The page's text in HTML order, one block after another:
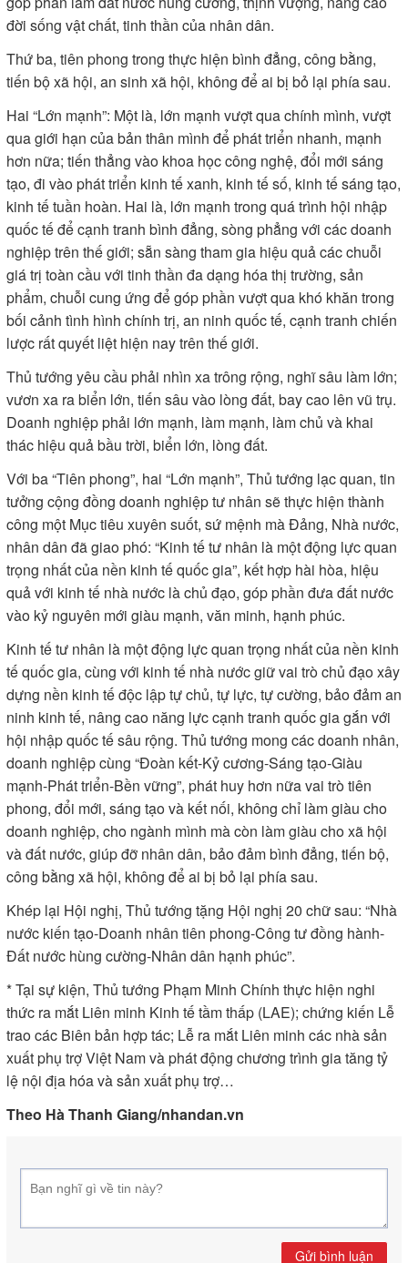
công; mong muốn cộng đồng doanh nghiệp, doanh nhân
thực hiện “3 tiên phong”:
Một là, tiên phong trong góp phần thực hiện 2 mục tiêu chiến
lược 100 năm của đất nước: đến năm 2030 trở thành nước
đang phát triển có công nghiệp hiện đại, thu nhập trung bình
cao; đến năm 2045 là nước phát triển có thu nhập cao. Gắn
mục tiêu phát triển của doanh nghiệp, doanh nhân gắn với
mục tiêu của quốc gia.
Hai là, tiên phong trong phong trào thi đua yêu nước, thể hiện
bằng mỗi doanh nghiệp, mỗi doanh nhân, mỗi người mỗi
năm có một sản phẩm “cân đong đo đếm”, lượng hóa được,
góp phần làm đất nước hùng cường, thịnh vượng, nâng cao
đời sống vật chất, tinh thần của nhân dân.
Thứ ba, tiên phong trong thực hiện bình đẳng, công bằng,
Hai “Lớn mạnh”: Một là, lớn mạnh vượt qua chính mình, vượt
qua giới hạn của bản thân mình để phát triển nhanh, mạnh
hơn nữa; tiến thẳng vào khoa học công nghệ, đổi mới sáng
kinh tế tuần hoàn. Hai là, lớn mạnh trong quá trình hội nhập
quốc tế để cạnh tranh bình đẳng, sòng phẳng với các doanh
nghiệp trên thế giới; sẵn sàng tham gia hiệu quả các chuỗi
giá trị toàn cầu với tinh thần đa dạng hóa thị trường, sản
phẩm, chuỗi cung ứng để góp phần vượt qua khó khăn trong
bối cảnh tình hình chính trị, an ninh quốc tế, cạnh tranh chiến
lược rất quyết liệt hiện nay trên thế giới.
Thủ tướng yêu cầu phải nhìn xa trông rộng, nghĩ sâu làm lớn;
vươn xa ra biển lớn, tiến sâu vào lòng đất, bay cao lên vũ trụ.
Doanh nghiệp phải lớn mạnh, làm mạnh, làm chủ và khai
thác hiệu quả bầu trời, biển lớn, lòng đất.
Với ba “Tiên phong”, hai “Lớn mạnh”, Thủ tướng lạc quan, tin
tưởng cộng đồng doanh nghiệp tư nhân sẽ thực hiện thành
công một Mục tiêu xuyên suốt, sứ mệnh mà Đảng, Nhà nước,
nhân dân đã giao phó: “Kinh tế tư nhân là một động lực quan
trọng nhất của nền kinh tế quốc gia”, kết hợp hài hòa, hiệu
quả với kinh tế nhà nước là chủ đạo, góp phần đưa đất nước
Kinh tế tư nhân là một động lực quan trọng nhất của nền kinh
tế quốc gia, cùng với kinh tế nhà nước giữ vai trò chủ đạo xây
ninh kinh tế, nâng cao năng lực cạnh tranh quốc gia gắn với
hội nhập quốc tế sâu rộng. Thủ tướng mong các doanh nhân,
doanh nghiệp cùng “Đoàn kết-Kỷ cương-Sáng tạo-Giàu
mạnh-Phát triển-Bền vững”, phát huy hơn nữa vai trò tiên
phong, đổi mới, sáng tạo và kết nối, không chỉ làm giàu cho
doanh nghiệp, cho ngành mình mà còn làm giàu cho xã hội
Khép lại Hội nghị, Thủ tướng tặng Hội nghị 20 chữ sau: “Nhà
Đất nước hùng cường-Nhân dân hạnh phúc”.